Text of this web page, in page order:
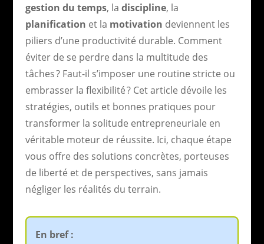
gestion du temps, la discipline, la
planification et la motivation deviennent les
piliers d’une productivité durable. Comment
éviter de se perdre dans la multitude des
tâches ? Faut-il s’imposer une routine stricte ou
embrasser la flexibilité ? Cet article dévoile les
stratégies, outils et bonnes pratiques pour
transformer la solitude entrepreneuriale en
véritable moteur de réussite. Ici, chaque étape
vous offre des solutions concrètes, porteuses
de liberté et de perspectives, sans jamais
négliger les réalités du terrain.
En bref :